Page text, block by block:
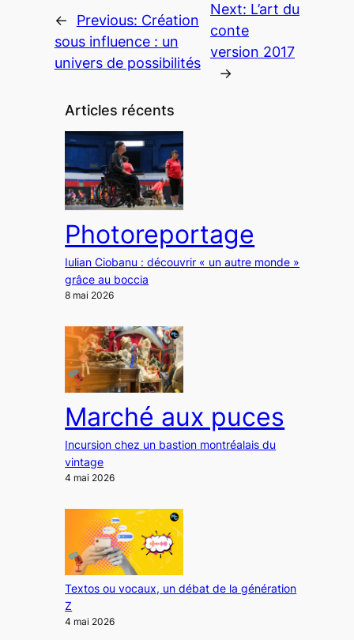
← Previous: Création
sous influence : un
univers de possibilités
Next: L’art du
conte
version 2017
→
Articles récents
Photoreportage
Iulian Ciobanu : découvrir « un autre monde »
grâce au boccia
8 mai 2026
Marché aux puces
Incursion chez un bastion montréalais du
vintage
4 mai 2026
Textos ou vocaux, un débat de la génération
Z
4 mai 2026